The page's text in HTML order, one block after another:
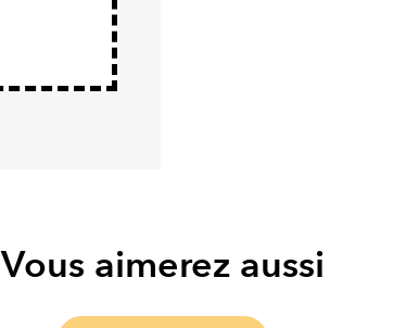
Vous aimerez aussi